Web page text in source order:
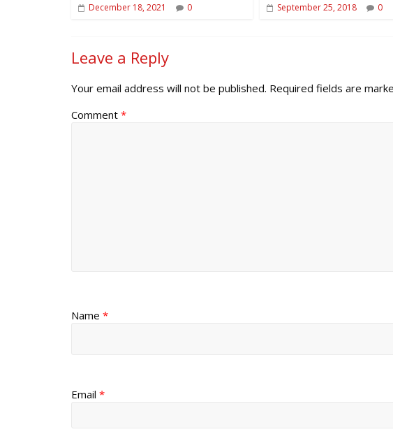
December 18, 2021 0 September 25, 2018 0
Leave a Reply
Your email address will not be published. Required fields are
Comment *
Name *
Email *